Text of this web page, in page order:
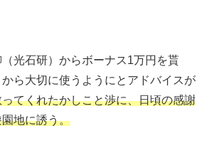
光石研）からボーナス1万円を貰
ら大切に使うようにとアドバイスが
てくれたかしこと渉に、日頃の感謝
地に誘う。